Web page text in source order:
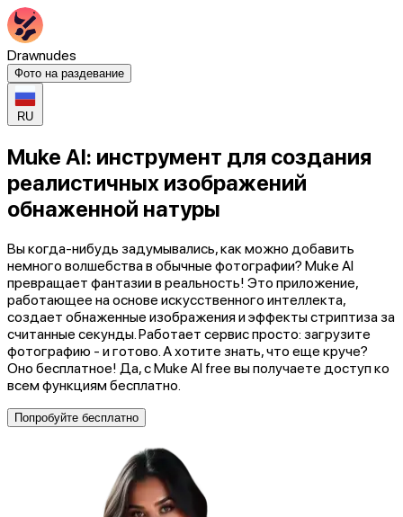
Drawnudes
Фото на раздевание
RU
Muke AI: инструмент для создания
реалистичных изображений
обнаженной натуры
Вы когда-нибудь задумывались, как можно добавить
немного волшебства в обычные фотографии? Muke AI
превращает фантазии в реальность! Это приложение,
работающее на основе искусственного интеллекта,
создает обнаженные изображения и эффекты стриптиза за
считанные секунды. Работает сервис просто: загрузите
фотографию - и готово. А хотите знать, что еще круче?
Оно бесплатное! Да, с Muke AI free вы получаете доступ ко
всем функциям бесплатно.
Попробуйте бесплатно